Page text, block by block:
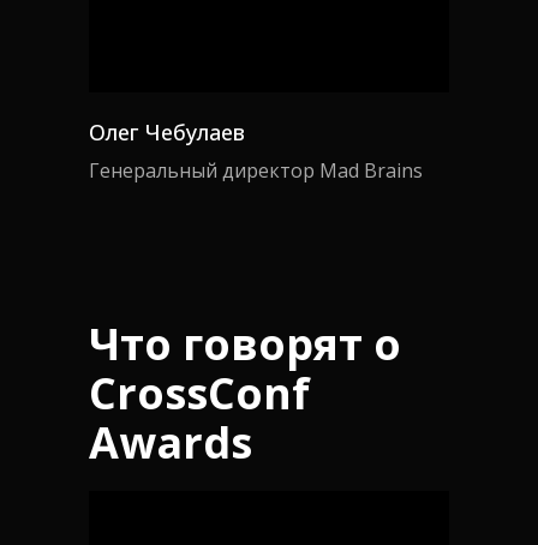
Олег Чебулаев
Генеральный директор Mad Brains
Что говорят о
CrossConf
Awards